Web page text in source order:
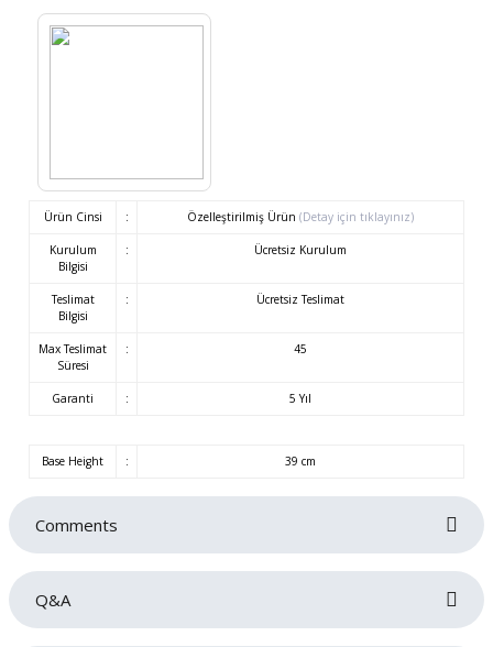
Ürün Cinsi : Özelleştirilmiş Ürün (Detay için tıklayınız)
Kurulum
Bilgisi
: Ücretsiz Kurulum
Teslimat
Bilgisi
: Ücretsiz Teslimat
Max Teslimat
Süresi
: 45
Garanti : 5 Yıl
Base Height : 39 cm
Comments
Q&A